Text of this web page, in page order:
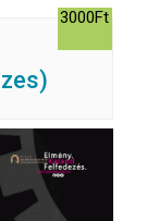
3000Ft